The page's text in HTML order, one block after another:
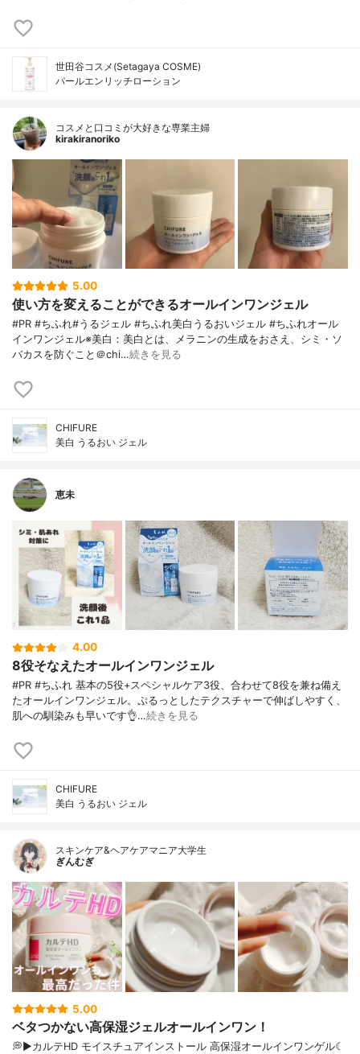
世田谷コスメ(Setagaya COSME)
パールエンリッチローション
コスメと口コミが大好きな専業主婦
kirakiranoriko
5.00
使い方を変えることができるオールインワンジェル
#PR #ちふれ#うるジェル #ちふれ美白うるおいジェル #ちふれオール
インワンジェル※美白：美白とは、メラニンの生成をおさえ、シミ・ソ
バカスを防ぐこと＠chi…続きを見る
CHIFURE
美白 うるおい ジェル
恵未
4.00
8役そなえたオールインワンジェル
#PR #ちふれ 基本の5役+スペシャルケア3役、合わせて8役を兼ね備え
たオールインワンジェル。ぷるっとしたテクスチャーで伸ばしやすく、
肌への馴染みも早いです👌…続きを見る
CHIFURE
美白 うるおい ジェル
スキンケア&ヘアケアマニア大学生
ぎんむぎ
5.00
ベタつかない高保湿ジェルオールインワン！
💭▶️カルテHD モイスチュアインストール 高保湿オールインワンゲル☾